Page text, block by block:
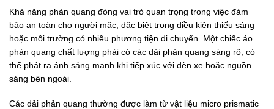
Khả năng phản quang đóng vai trò quan trọng trong việc đảm
bảo an toàn cho người mặc, đặc biệt trong điều kiện thiếu sáng
hoặc môi trường có nhiều phương tiện di chuyển. Một chiếc áo
phản quang chất lượng phải có các dải phản quang sáng rõ, có
thể phát ra ánh sáng mạnh khi tiếp xúc với đèn xe hoặc nguồn
sáng bên ngoài.
Các dải phản quang thường được làm từ vật liệu micro prismatic